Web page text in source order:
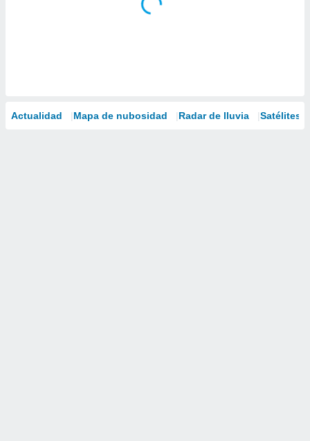
Actualidad Mapa de nubosidad Radar de lluvia Satélites